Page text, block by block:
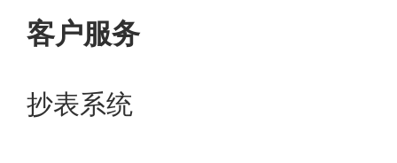
客户服务
抄表系统